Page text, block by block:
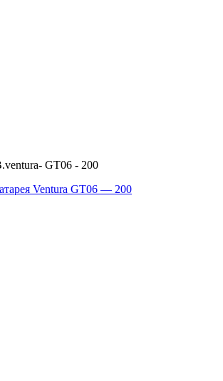
GT06 - 200
Ventura GT06 — 200